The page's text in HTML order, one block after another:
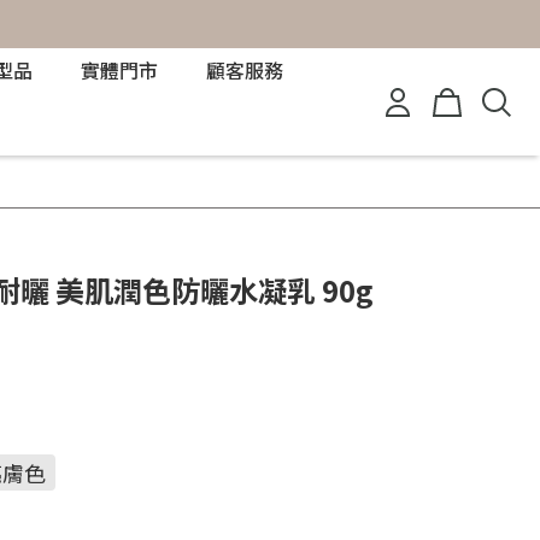
品 實體門市 顧客服務
曬 美肌潤色防曬水凝乳 90g
色